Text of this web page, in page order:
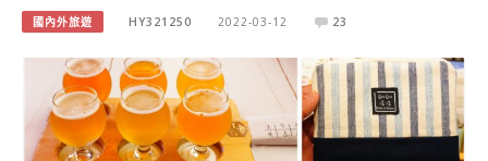
國內外旅遊 HY321250 2022-03-12 23